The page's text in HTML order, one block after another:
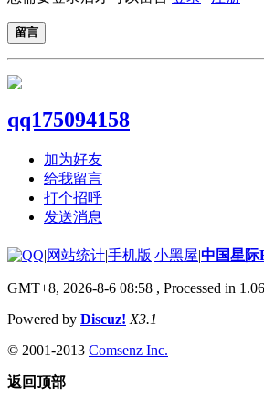
留言
qq175094158
加为好友
给我留言
打个招呼
发送消息
|网站统计|手机版|小黑屋|中国星际
GMT+8, 2026-8-6 08:58 , Processed in
Powered by Discuz! X3.1
© 2001-2013 Comsenz Inc.
返回顶部